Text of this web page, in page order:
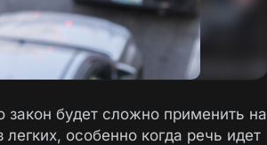
будет сложно применить на
особенно когда речь идет